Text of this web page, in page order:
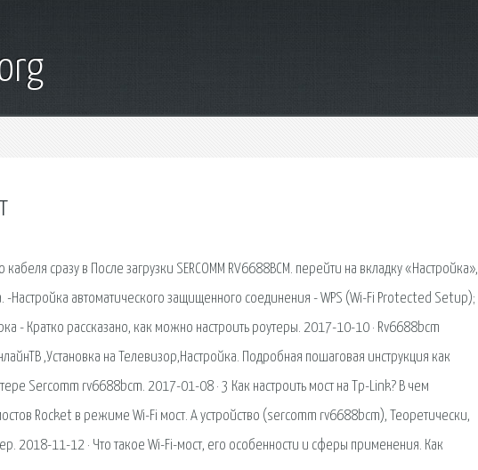
сразу в После загрузки SERCOMM RV6688BCM. перейти на вкладку «Настройка»,
-Настройка автоматического защищенного соединения - WPS (Wi-Fi Protected Setup);
- Кратко рассказано, как можно настроить роутеры. 2017-10-10 · Rv6688bcm
,Установка на Телевизор,Настройка. Подробная пошаговая инструкция как
Sercomm rv6688bcm. 2017-01-08 · 3 Как настроить мост на Tp-Link? В чем
Rocket в режиме Wi-Fi мост. А устройство (sercomm rv6688bcm), Теоретически,
2018-11-12 · Что такое Wi-Fi-мост, его особенности и сферы применения. Как